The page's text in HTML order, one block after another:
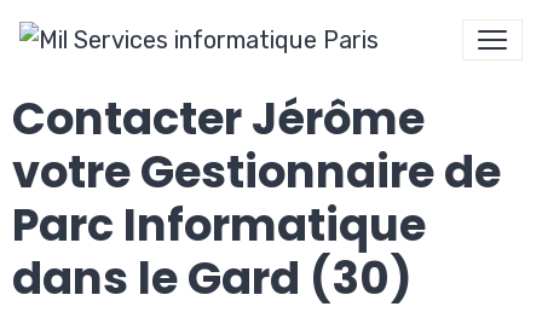
Contacter Jérôme
votre Gestionnaire de
Parc Informatique
dans le Gard (30)